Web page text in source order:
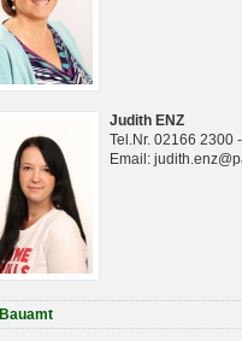
Judith ENZ
Tel.Nr. 02166 2300
Email:
Bauamt